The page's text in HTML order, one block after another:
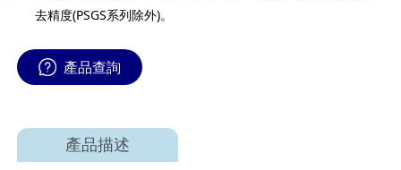
去精度(PSGS系列除外)。
產品查詢
產品描述